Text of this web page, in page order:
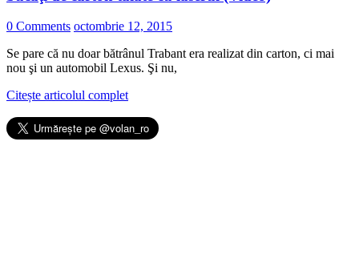
0 Comments octombrie 12, 2015
Se pare că nu doar bătrânul Trabant era realizat din carton, ci mai
nou şi un automobil Lexus. Şi nu,
Citește articolul complet